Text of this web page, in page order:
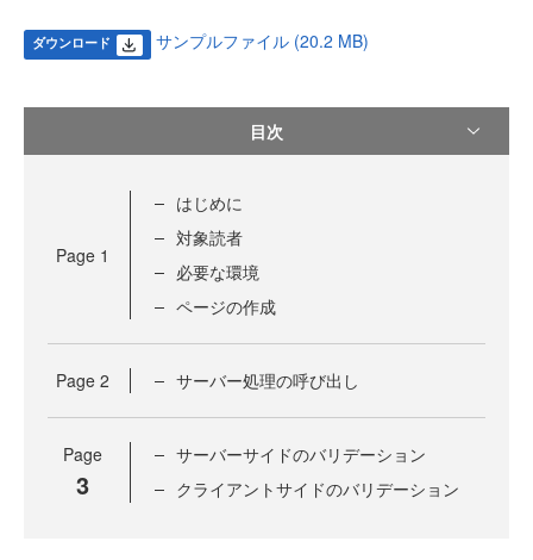
ダウンロード サンプルファイル (20.2 MB)
目次
Page 1
はじめに
対象読者
必要な環境
ページの作成
Page 2 サーバー処理の呼び出し
Page
3
サーバーサイドのバリデーション
クライアントサイドのバリデーション